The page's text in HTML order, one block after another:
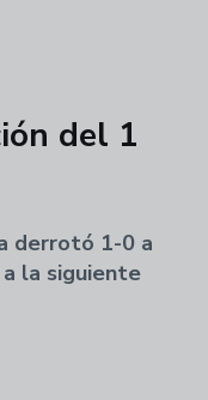
del 1
derrotó 1-0 a
la siguiente